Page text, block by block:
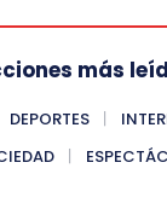
más
DEPORTES